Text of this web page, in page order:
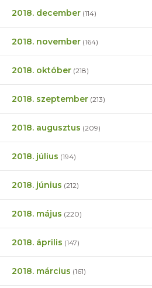
2018. december (114)
2018. november (164)
2018. október (218)
2018. szeptember (213)
2018. augusztus (209)
2018. július (194)
2018. június (212)
2018. május (220)
2018. április (147)
2018. március (161)